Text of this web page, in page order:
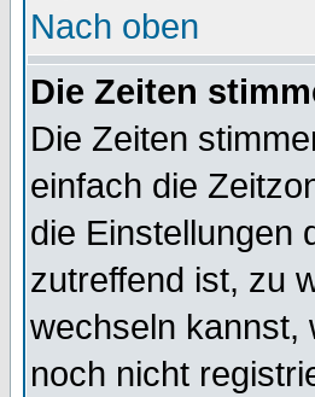
Nach oben
Die Zeiten
Die Zeiten
einfach die
die Einstellungen
zutreffend ist, zu
wechseln kannst,
noch nicht